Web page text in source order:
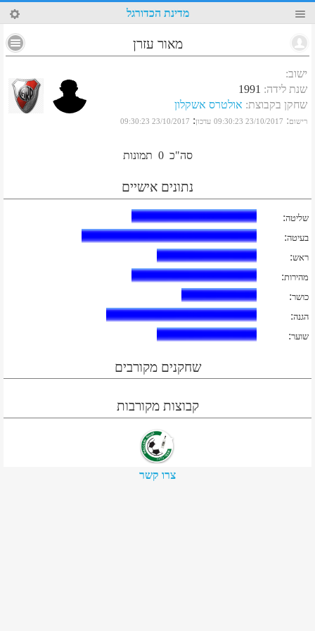
83 מדינת הכדורגל
מאור עזרן
ישוב:
שנת לידה:
1991
שחקן בקבוצת: אולטרס אשקלון
רישום:
23/10/2017 09:30:23 עדכון:
23/10/2017 09:30:23
סה"כ 0 תמונות
נתונים אישיים
שליטה:
בעיטה:
ראש:
מהירות:
כושר:
הגנה:
שוער:
שחקנים מקורבים
קבוצות מקורבות
צרו קשר